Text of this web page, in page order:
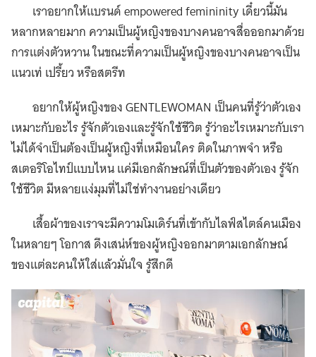
เราอยากให้แบรนด์ empowered femininity เดี๋ยวนี้มัน
หลากหลายมาก ความเป็นผู้หญิงของบางคนอาจสื่อออกมาด้วย
การแต่งตัวหวาน ในขณะที่ความเป็นผู้หญิงของบางคนอาจเป็น
แนวเท่ เปรี้ยว หรือสตรีท
อยากให้ผู้หญิงของ GENTLEWOMAN เป็นคนที่รู้ว่าตัวเอง
เหมาะกับอะไร รู้จักตัวเองและรู้จักใช้ชีวิต รู้ว่าอะไรเหมาะกับเรา
ไม่ได้จำเป็นต้องเป็นผู้หญิงที่เหมือนใคร ติดในภาพจำ หรือ
สเตอริโอไทป์แบบไหน แค่มีเอกลักษณ์ที่เป็นตัวของตัวเอง รู้จัก
ใช้ชีวิต มีหลายแง่มุมที่ไม่ใช่ทำงานอย่างเดียว
เสื้อผ้าของเราจะมีความโมเดิร์นที่เข้ากับไลฟ์สไตล์คนเมือง
ในหลายๆ โอกาส ดึงเสน่ห์ของผู้หญิงออกมาตามเอกลักษณ์
ของแต่ละคนให้ใส่แล้วมั่นใจ รู้สึกดี